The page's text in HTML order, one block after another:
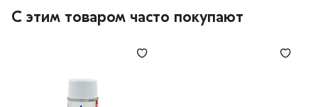
С этим товаром часто покупают